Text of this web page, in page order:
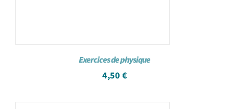
Exercices de physique
4,50 €